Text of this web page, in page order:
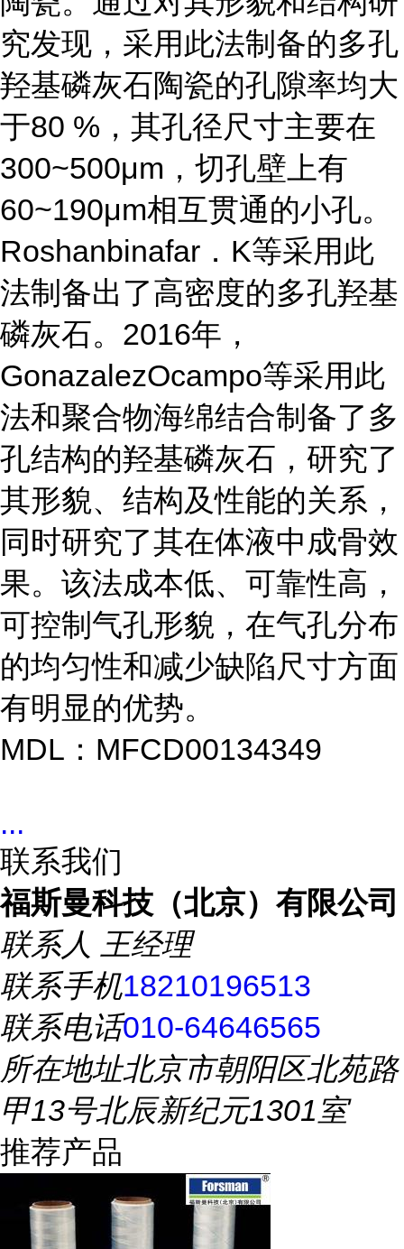
究发现，采用此法制备的多孔
羟基磷灰石陶瓷的孔隙率均大
于80 %，其孔径尺寸主要在
300~500μm，切孔壁上有
60~190μm相互贯通的小孔。
Roshanbinafar．K等采用此
法制备出了高密度的多孔羟基
磷灰石。2016年，
GonazalezOcampo等采用此
法和聚合物海绵结合制备了多
孔结构的羟基磷灰石，研究了
其形貌、结构及性能的关系，
同时研究了其在体液中成骨效
果。该法成本低、可靠性高，
可控制气孔形貌，在气孔分布
的均匀性和减少缺陷尺寸方面
有明显的优势。
MDL：MFCD00134349
...
联系我们
福斯曼科技（北京）有限公司
联系人 王经理
联系手机18210196513
联系电话010-64646565
所在地址北京市朝阳区北苑路
甲13号北辰新纪元1301室
推荐产品